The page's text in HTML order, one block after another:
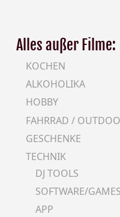
Alles außer Filme:
KOCHEN
ALKOHOLIKA
HOBBY
FAHRRAD /
GESCHENKE
TECHNIK
DJ TOOLS
SOFTWARE/GAMES
APP